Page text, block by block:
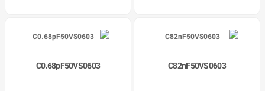
C82nF50VS0603
C0.68pF50VS0603